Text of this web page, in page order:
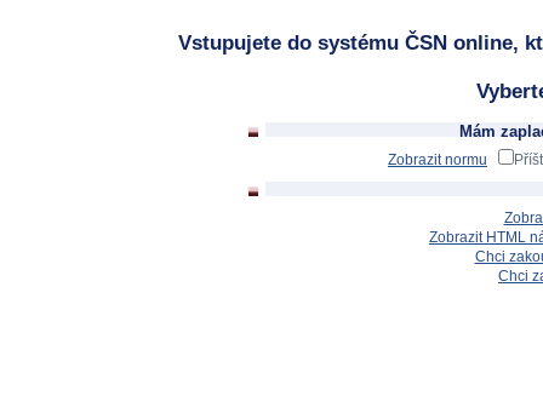
Vstupujete do systému ČSN online,
Mám
Zobrazit normu
Zobrazit HTML
Chci
Chci